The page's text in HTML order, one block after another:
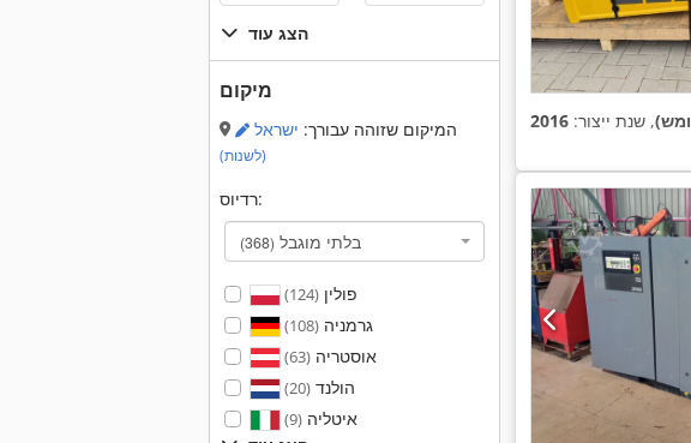
הצג עוד
מיקום
המיקום שזוהה עבורך: ישראל
(לשנות)
רדיוס:
בלתי מוגבל (368)
פולין(124)
גרמניה(108)
אוסטריה(63)
הולנד(20)
איטליה(9)
, שנת ייצור: 2016